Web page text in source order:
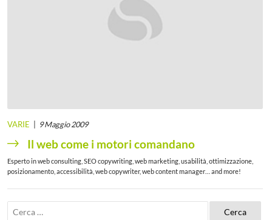
VARIE 9 Maggio 2009
Il web come i motori comandano
Esperto in web consulting, SEO copywriting, web marketing, usabilità, ottimizzazione,
posizionamento, accessibilità, web copywriter, web content manager… and more!